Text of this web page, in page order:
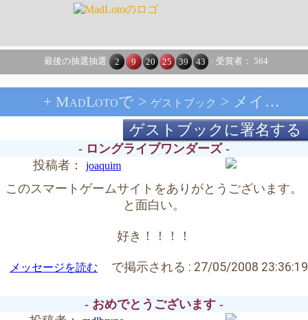
最後の抽選抽選 2 9 20 25 39 43 : 受賞者： 564
+ MadLotoで > ゲストブック > メインページ
ゲストブックに署名する
- ロングライブワンダーズ -
投稿者： joaquim
このスマートゲームサイトをありがとうございます。
と面白い。
好き！！！！
メッセージを読む で掲示される : 27/05/2008 23:36:19
- おめでとうございます -